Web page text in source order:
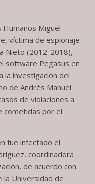
Miguel
víctima de espionaje
Nieto (2012-2018),
software Pegasus en
la investigación del
de Andrés Manuel
de violaciones a
cometidas por el
fue infectado el
coordinadora
de acuerdo con
la Universidad de